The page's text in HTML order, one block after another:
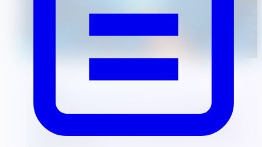
云原生实践应采用Kubernetes进行容器编排，
通过声明式API、资源限制和健康检查实现高可